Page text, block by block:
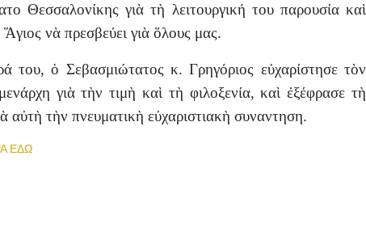
Θεσσαλονίκης γιὰ τὴ λειτουργική του παρουσία καὶ
νὰ πρεσβεύει γιὰ ὅλους μας.
του, ὁ Σεβασμιώτατος κ. Γρηγόριος εὐχαρίστησε τὸν
γιὰ τὴν τιμὴ καὶ τὴ φιλοξενία, καὶ ἐξέφρασε τὴ
αὐτὴ τὴν πνευματικὴ εὐχαριστιακὴ συναντηση.
ΕΔΩ